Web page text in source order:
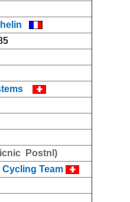
Postnl)
Cycling Team